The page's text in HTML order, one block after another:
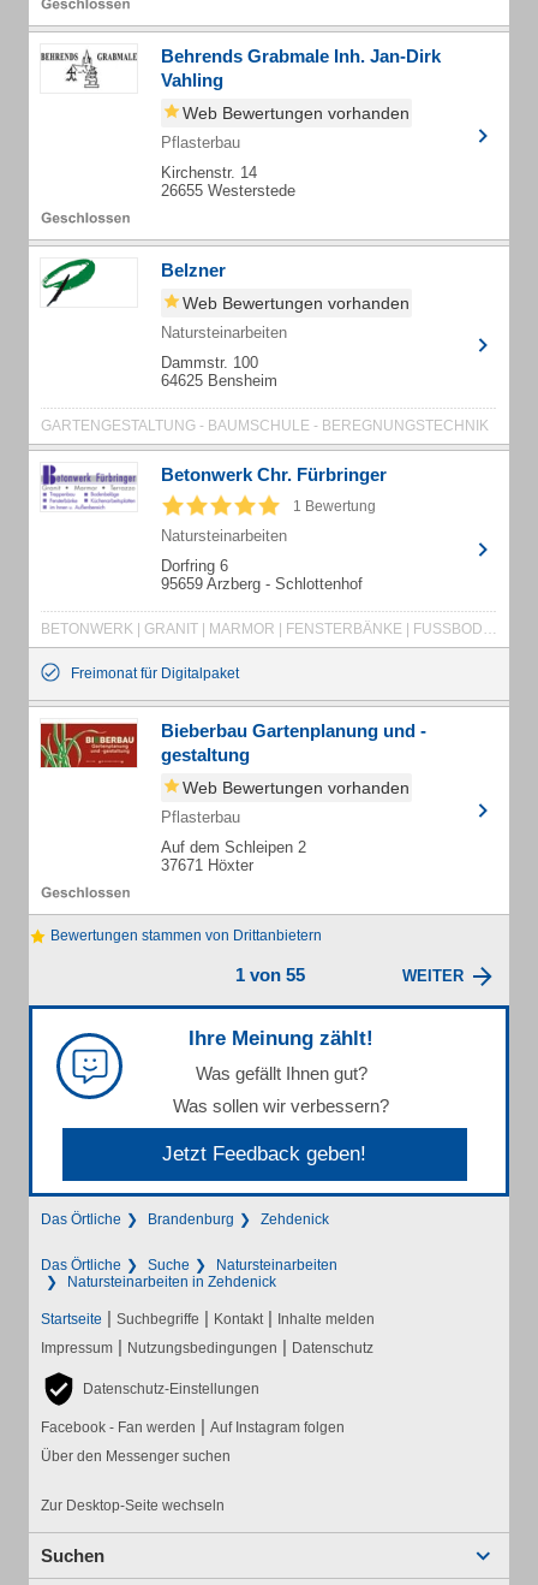
Behrends Grabmale Inh. Jan-Dirk
Vahling
Web Bewertungen vorhanden
Pflasterbau
Kirchenstr. 14
26655 Westerstede
Belzner
Web Bewertungen vorhanden
Natursteinarbeiten
Dammstr. 100
64625 Bensheim
GARTENGESTALTUNG - BAUMSCHULE - BEREGNUNGSTECHNIK
Betonwerk Chr. Fürbringer
1 Bewertung
Natursteinarbeiten
Dorfring 6
95659 Arzberg - Schlottenhof
BETONWERK | GRANIT | MARMOR | FENSTERBÄNKE | FUSSBODENBELÄGE | KÜCHENARBEITSPLATTEN | NATURSTEIN | TERRAZZO | TREPPENBAU | VERLEGEARBEITEN | VERLEGE- & SCHLEIFARBEITEN | FUSSBÖDEN | TREPPEN
Freimonat für Digitalpaket
Bieberbau Gartenplanung und -
gestaltung
Web Bewertungen vorhanden
Pflasterbau
Auf dem Schleipen 2
37671 Höxter
Bewertungen stammen von Drittanbietern
1 von 55 WEITER
Ihre Meinung zählt!
Was gefällt Ihnen gut?
Was sollen wir verbessern?
Jetzt Feedback geben!
Das Örtliche Brandenburg Zehdenick
Das Örtliche Suche
Natursteinarbeiten
Natursteinarbeiten in Zehdenick
Startseite | Suchbegriffe | Kontakt | Inhalte melden
Impressum | Nutzungsbedingungen | Datenschutz
Datenschutz-Einstellungen
Facebook - Fan werden | Auf Instagram folgen
Über den Messenger suchen
Zur Desktop-Seite wechseln
Suchen